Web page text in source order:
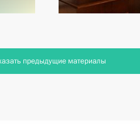
предыдущие материалы